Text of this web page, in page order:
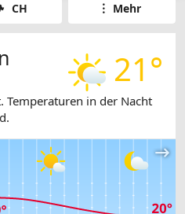
CH Mehr
21°
in der Nacht